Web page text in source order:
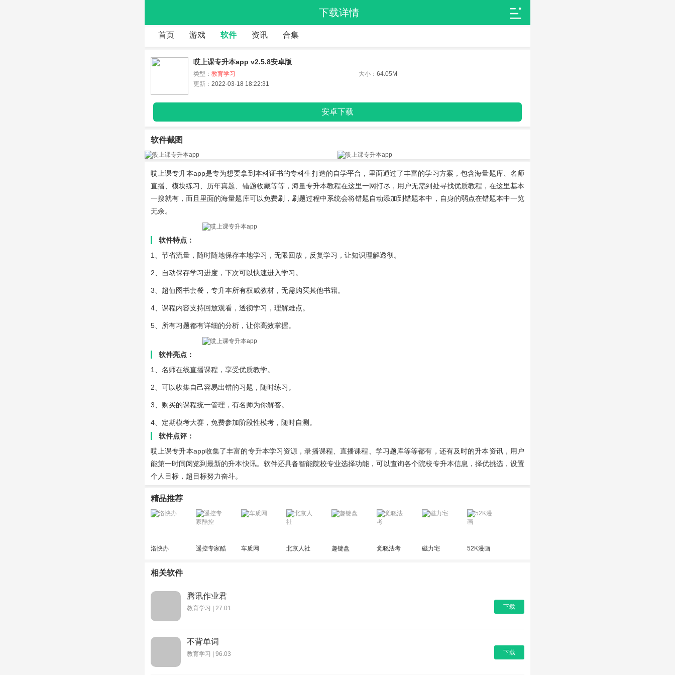
下载详情
首页 游戏 软件 资讯 合集
哎上课专升本app v2.5.8安卓版
类型： 教育学习 大小：64.05M
更新： 2022-03-18 18:22:31
安卓下载
软件截图
哎上课专升本app是专为想要拿到本科证书的专科生打造的自学平台，里面通过了丰富的学习方案，包含海量题库、名师
直播、模块练习、历年真题、错题收藏等等，海量专升本教程在这里一网打尽，用户无需到处寻找优质教程，在这里基本
一搜就有，而且里面的海量题库可以免费刷，刷题过程中系统会将错题自动添加到错题本中，自身的弱点在错题本中一览
无余。
软件特点：
1、节省流量，随时随地保存本地学习，无限回放，反复学习，让知识理解透彻。
2、自动保存学习进度，下次可以快速进入学习。
3、超值图书套餐，专升本所有权威教材，无需购买其他书籍。
4、课程内容支持回放观看，透彻学习，理解难点。
5、所有习题都有详细的分析，让你高效掌握。
软件亮点：
1、名师在线直播课程，享受优质教学。
2、可以收集自己容易出错的习题，随时练习。
3、购买的课程统一管理，有名师为你解答。
4、定期模考大赛，免费参加阶段性模考，随时自测。
软件点评：
哎上课专升本app收集了丰富的专升本学习资源，录播课程、直播课程、学习题库等等都有，还有及时的升本资讯，用户
能第一时间阅览到最新的升本快讯。软件还具备智能院校专业选择功能，可以查询各个院校专升本信息，择优挑选，设置
个人目标，超目标努力奋斗。
精品推荐
洛快办
遥控专家酷
车质网 北京人社 趣键盘 觉晓法考 磁力宅 52K漫画
相关软件
下载
腾讯作业君
教育学习 | 27.01
下载
不背单词
教育学习 | 96.03